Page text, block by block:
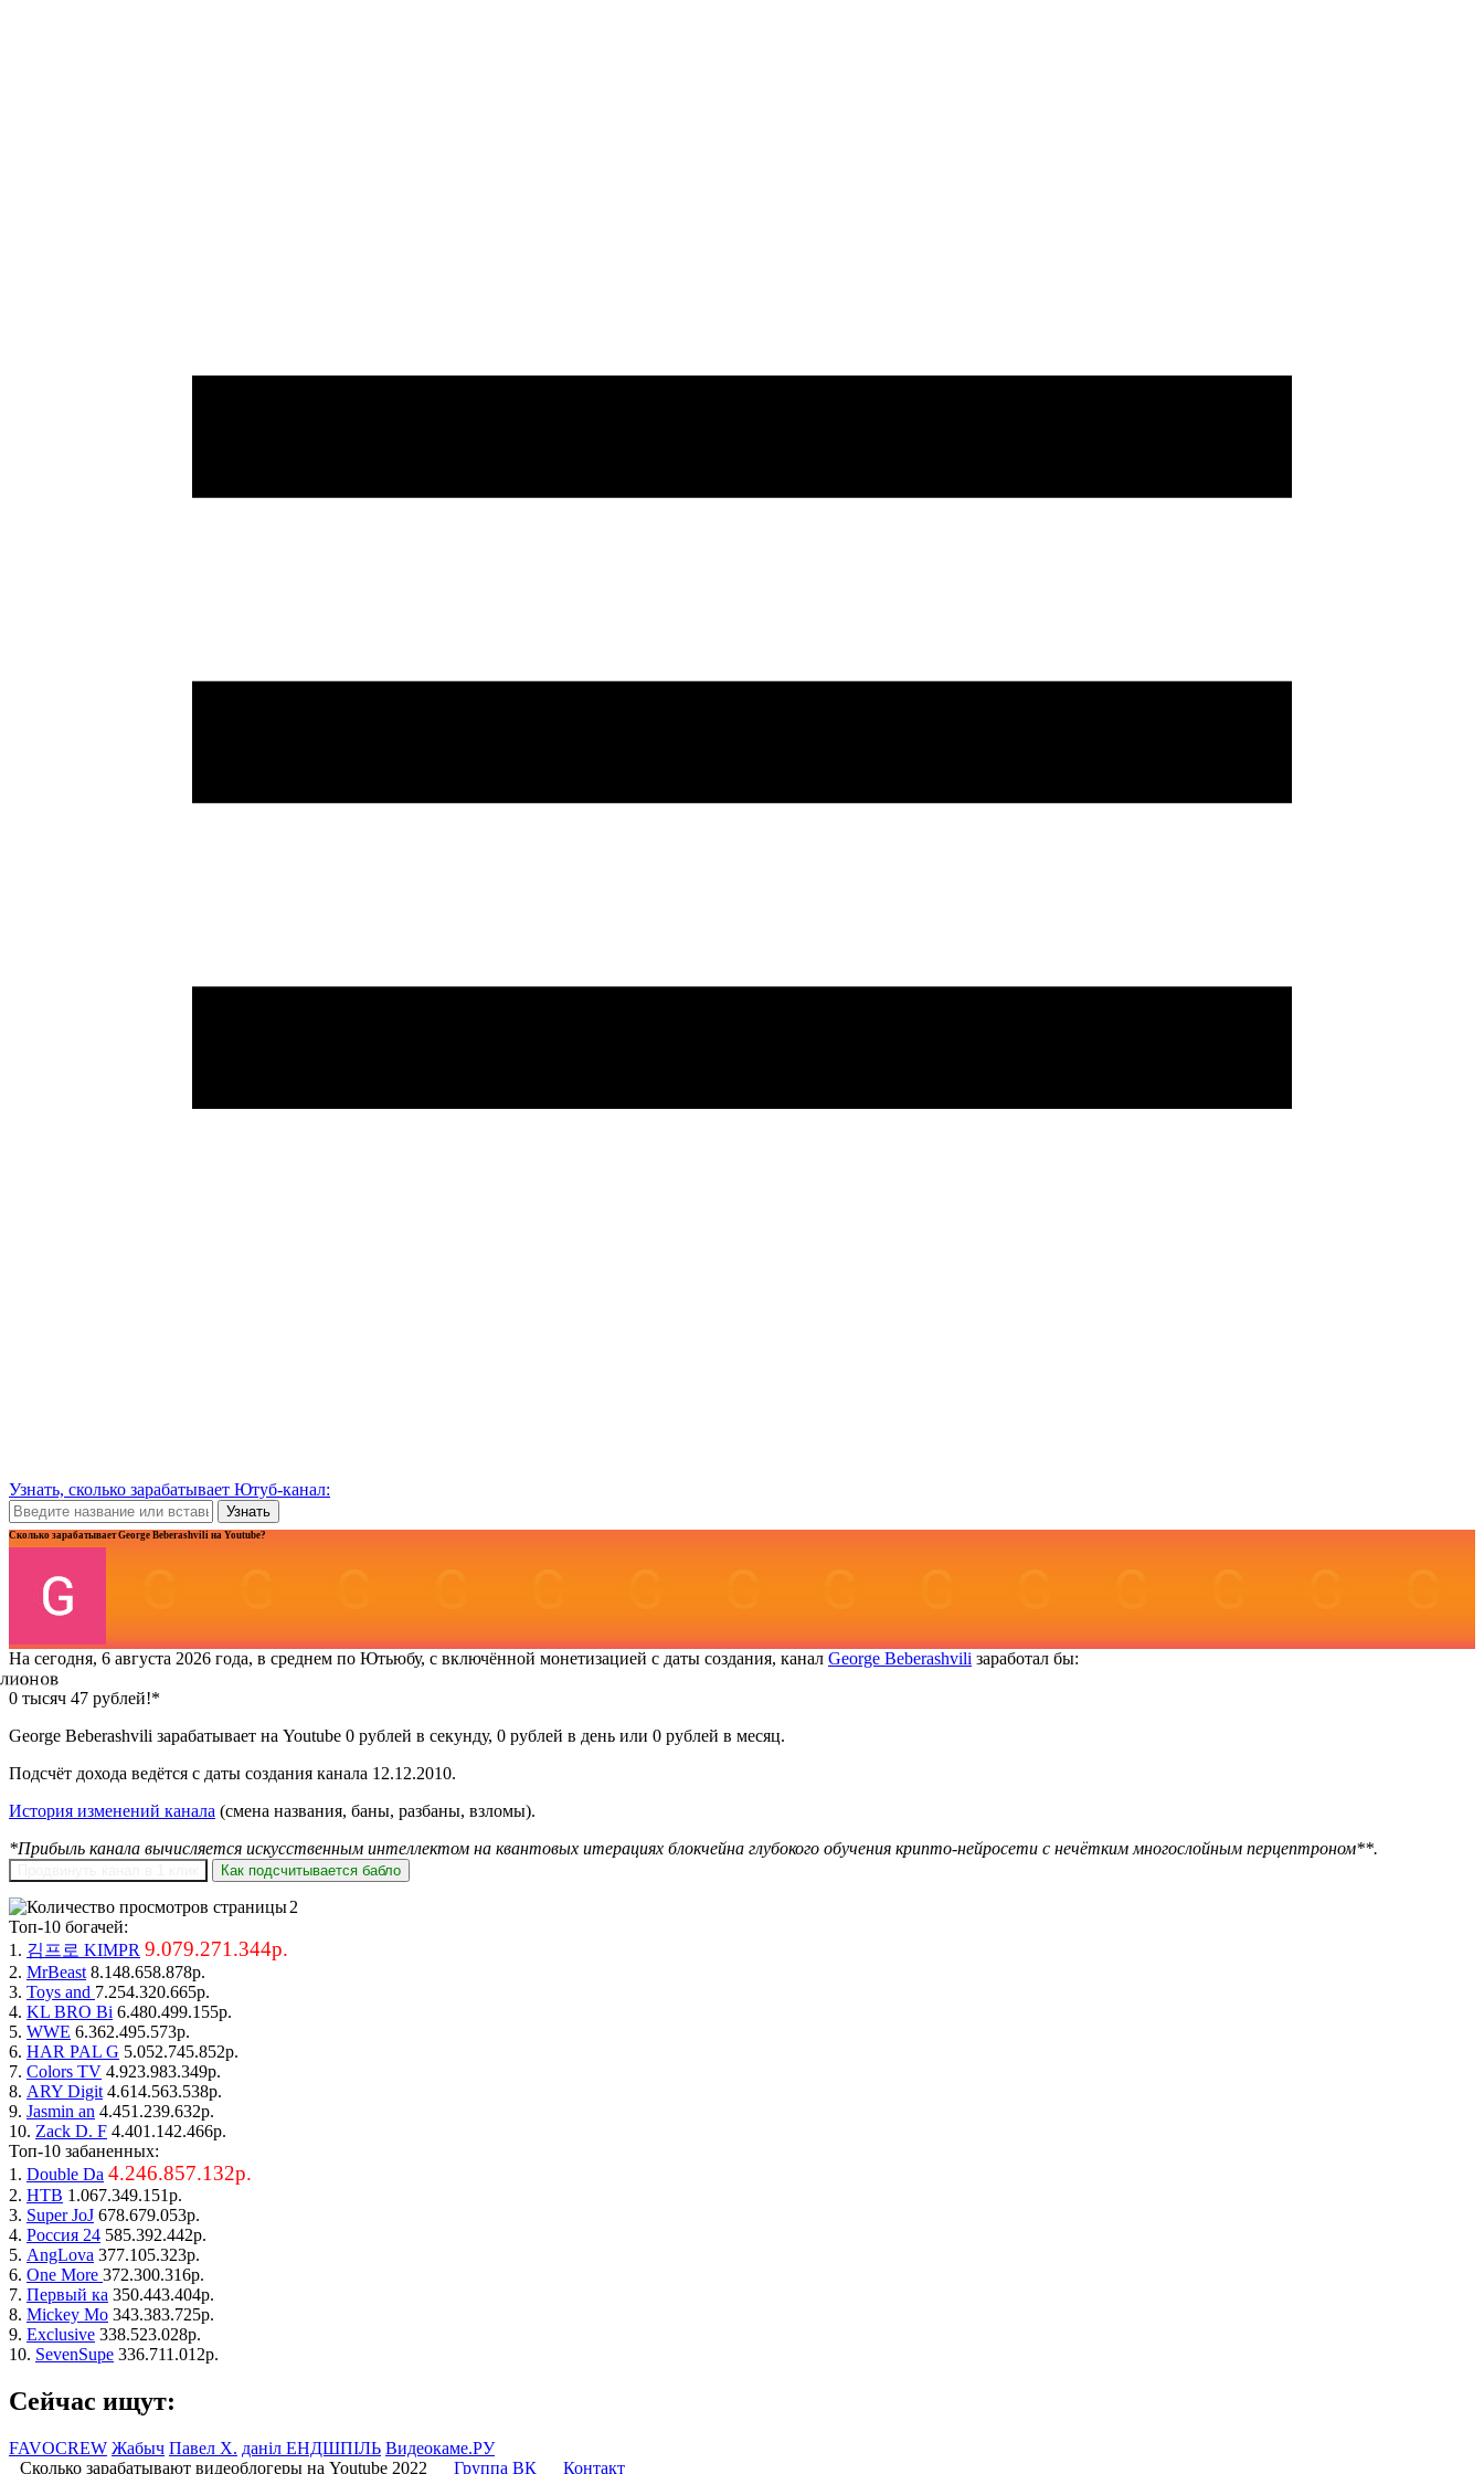
Узнать, сколько зарабатывает Ютуб-канал:
Узнать
Сколько зарабатывает George Beberashvili на Youtube?
На сегодня, 6 августа 2026 года, в среднем по Ютьюбу, с включённой монетизацией с даты создания, канал George Beberashvili заработал бы:
0 тысяч 47 рублей!*
George Beberashvili зарабатывает на Youtube 0 рублей в секунду, 0 рублей в день или 0 рублей в месяц.
Подсчёт дохода ведётся с даты создания канала 12.12.2010.
История изменений канала (смена названия, баны, разбаны, взломы).
*Прибыль канала вычисляется искусственным интеллектом на квантовых итерациях блокчейна глубокого обучения крипто-нейросети с нечётким многослойным перцептроном**.
Как подсчитывается бабло
2
Топ-10 богачей:
1. 김프로 KIMPR 9.079.271.344р.
2. MrBeast 8.148.658.878р.
3. Toys and 7.254.320.665р.
4. KL BRO Bi 6.480.499.155р.
5. WWE 6.362.495.573р.
6. HAR PAL G 5.052.745.852р.
7. Colors TV 4.923.983.349р.
8. ARY Digit 4.614.563.538р.
9. Jasmin an 4.451.239.632р.
10. Zack D. F 4.401.142.466р.
Топ-10 забаненных:
1. Double Da 4.246.857.132р.
2. НТВ 1.067.349.151р.
3. Super JoJ 678.679.053р.
4. Россия 24 585.392.442р.
5. AngLova 377.105.323р.
6. One More 372.300.316р.
7. Первый ка 350.443.404р.
8. Mickey Mo 343.383.725р.
9. Exclusive 338.523.028р.
10. SevenSupe 336.711.012р.
Сейчас ищут:
FAVOCREW Жабыч Павел Х. даніл ЕНДШПІЛЬ Видеокаме.РУ
Сколько зарабатывают видеоблогеры на Youtube 2022
Группа ВК Контакт